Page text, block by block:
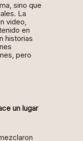
sino que
La
video,
en
historias
pero
un lugar